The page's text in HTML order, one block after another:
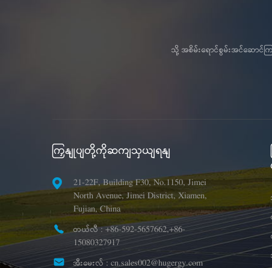
သို့ အစိမ်းရောင်စွမ်းအင်ဆော
ကြှနျုပျတို့ကိုဆကျသှယျရနျ
21-22F, Building F30, No.1150, Jimei
North Avenue, Jimei District, Xiamen,
Fujian, China
တယ်လီ :+86-592-5657662,+86-
15080327917
အီးမေးလ် : cn.sales002@hugergy.com